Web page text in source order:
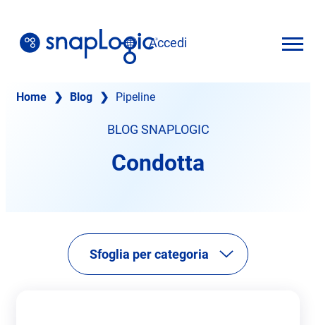
contenuto
ItalianoAccedi
Home ❯ Blog ❯ Pipeline
BLOG SNAPLOGIC
Condotta
Sfoglia per categoria